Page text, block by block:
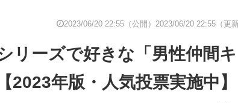
経営
の総合サイト 製造
2023/06/20 22:55（公開） 2023/06/20 22:55（更新
リーズで好きな「男性仲間キ
2023年版・人気投票実施中】